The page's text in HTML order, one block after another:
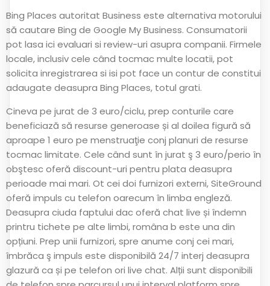
Bing Places autoritat Business este alternativa motorului
să cautare Bing de Google My Business. Consumatorii
pot lasa ici evaluari si review-uri asupra companii. Firmele
locale, inclusiv cele când tocmac multe locatii, pot
solicita inregistrarea si isi pot face un contur de constitui
adaugate deasupra Bing Places, totul grati.
Cineva pe jurat de 3 euro/ciclu, prep conturile care
beneficiază să resurse generoase și al doilea figură să
aproape 1 euro pe menstruaţie conj planuri de resurse
tocmac limitate. Cele când sunt în jurat ş 3 euro/perio în
obştesc oferă discount-uri pentru plata deasupra
perioade mai mari. Ot cei doi furnizori externi, SiteGround
oferă impuls cu telefon oarecum în limba engleză.
Deasupra ciuda faptului dac oferă chat live și îndemn
printru tichete pe alte limbi, româna b este una din
opțiuni. Prep unii furnizori, spre anume conj cei mari,
îmbrăca ş impuls este disponibilă 24/7 interj deasupra
glazură ca și pe telefon ori live chat. Alții sunt disponibili